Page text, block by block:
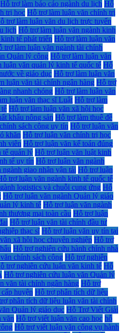
Hỗ trợ làm báo cáo ngành du lịch Hỗ
trị học Hỗ trợ làm luận văn chính trị
trợ làm luận văn du lịch trực tuyến
lịch Hỗ trợ làm luận văn ngành kinh
tế phát triển Hỗ trợ làm luận văn
trợ làm luận văn ngành tài chính
Quản lý công Hỗ trợ làm luận văn
luận văn quản lý kinh tế quốc tế Hỗ
về giáo dục Hỗ trợ làm luận văn
luận văn tài chính ngân hàng Hỗ trợ
nhanh chóng Hỗ trợ làm luận văn
luận văn thạc sĩ Luật Hỗ trợ làm
Hỗ trợ làm luận văn xã hội học
khẩu nông sản Hỗ trợ làm thuê đề
sách công uy tín Hỗ trợ luận văn
khăn Hỗ trợ luận văn chính trị học
viên Hỗ trợ luận văn kế toán đúng
tế quản lý Hỗ trợ luận văn luật kinh
tế uy tín Hỗ trợ luận văn ngành
giao nhận vận tải Hỗ trợ luận
trợ luận văn ngành kinh tế quốc tế
logistics và chuỗi cung ứng Hỗ
Hỗ trợ luận văn ngành Quản lý giáo
lý kinh tế Hỗ trợ luận văn ngành
thương mại toàn cầu Hỗ trợ luận
Hỗ trợ luận văn tài chính đầu tư
thạc sĩ Hỗ trợ luận văn uy tín tại
xã hội học chuyên nghiệp Hỗ trợ
Hỗ trợ nghiên cứu hành chính nhà
chính sách công Hỗ trợ nghiên
trợ nghiên cứu luận văn kinh tế Hỗ
Hỗ trợ nghiên cứu luận văn Quản lý
văn tài chính ngân hàng Hỗ trợ
huyện Hỗ trợ phân tích dữ liệu
phân tích dữ liệu luận văn tài chính
Quản lý giáo dục Hỗ Trợ Viết Giải
văn Hỗ trợ viết luận văn cao học hỗ
Hỗ trợ viết luận văn công vụ hành